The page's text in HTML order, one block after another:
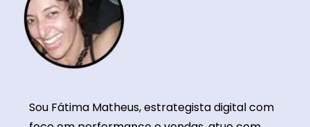
Sou Fátima Matheus, estrategista digital com